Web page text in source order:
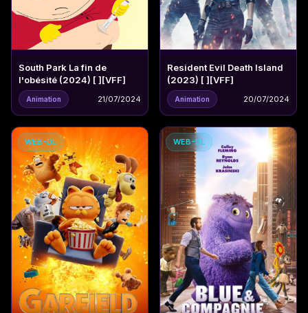
South Park La fin de
l'obésité (2024) [ ][VFF]
Animation 21/07/2024
Resident Evil Death Island
(2023) [ ][VFF]
Animation 20/07/2024
WEB-DL WEB-DL